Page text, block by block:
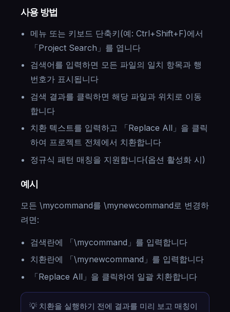
사용 방법
메뉴 또는 키보드 단축키(예: Ctrl+Shift+F)에서
「Project Search」를 엽니다
검색어를 입력하면 모든 파일의 일치 항목과 행
번호가 표시됩니다
검색 결과를 클릭하면 해당 파일과 위치로 이동
합니다
치환 텍스트를 입력하고 「Replace All」을 클릭
하여 프로젝트 전체에서 치환합니다
정규식 패턴 매칭을 지원합니다(옵션 활성화 시)
예시
모든 \mycommand를 \mynewcommand로 변경하
려면:
검색란에 「\mycommand」를 입력합니다
치환란에 「\mynewcommand」를 입력합니다
「Replace All」을 클릭하여 일괄 치환합니다
💡 치환을 실행하기 전에 결과를 미리 보고 매칭이